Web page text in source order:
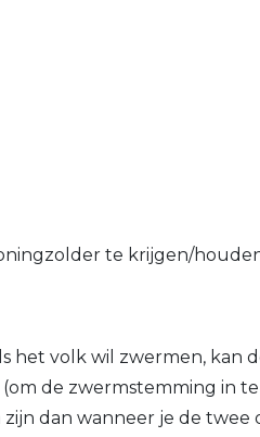
te krijgen/
het volk wil zwermen,
de zwermstemming in
dan wanneer je de